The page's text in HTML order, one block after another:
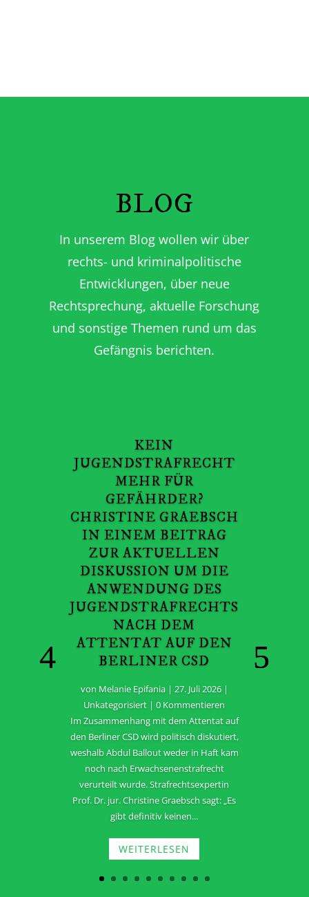
BLOG
In unserem Blog wollen wir über
rechts- und kriminalpolitische
Entwicklungen, über neue
Rechtsprechung, aktuelle Forschung
und sonstige Themen rund um das
Gefängnis berichten.
KEIN
JUGENDSTRAFRECHT
MEHR FÜR
GEFÄHRDER?
CHRISTINE GRAEBSCH
IN EINEM BEITRAG
ZUR AKTUELLEN
DISKUSSION UM DIE
ANWENDUNG DES
JUGENDSTRAFRECHTS
NACH DEM
ATTENTAT AUF DEN
BERLINER CSD
von Melanie Epifania| 27. Juli 2026|
Unkategorisiert | 0 Kommentieren
Im Zusammenhang mit dem Attentat auf
den Berliner CSD wird politisch diskutiert,
weshalb Abdul Ballout weder in Haft kam
noch nach Erwachsenenstrafrecht
verurteilt wurde. Strafrechtsexpertin
Prof. Dr. jur. Christine Graebsch sagt: „Es
gibt definitiv keinen...
WEITERLESEN